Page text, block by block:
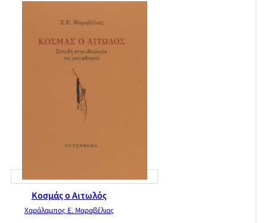
Κοσμάς ο Αιτωλός
Χαράλαμπος Ε. Μαραβέλιας